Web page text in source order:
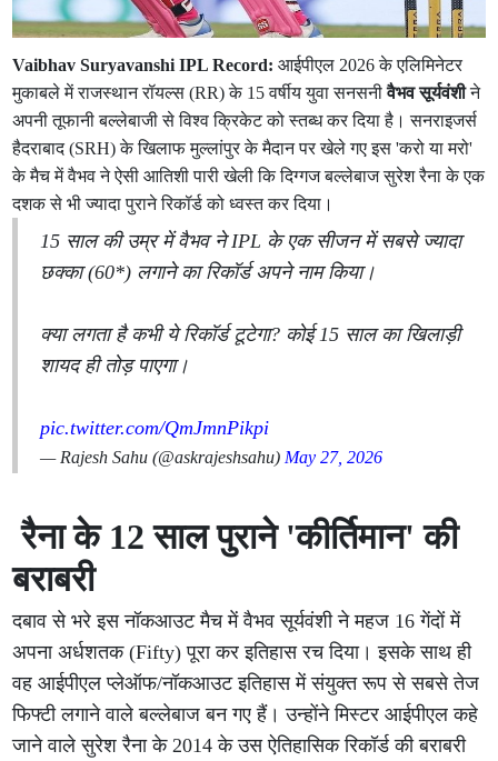
Vaibhav Suryavanshi IPL Record: आईपीएल 2026 के एलिमिनेटर
मुकाबले में राजस्थान रॉयल्स (RR) के 15 वर्षीय युवा सनसनीवैभव सूर्यवंशीने
अपनी तूफानी बल्लेबाजी से विश्व क्रिकेट को स्तब्ध कर दिया है। सनराइजर्स
हैदराबाद (SRH) के खिलाफ मुल्लांपुर के मैदान पर खेले गए इस 'करो या मरो'
के मैच में वैभव ने ऐसी आतिशी पारी खेली कि दिग्गज बल्लेबाज सुरेश रैना के एक
दशक से भी ज्यादा पुराने रिकॉर्ड को ध्वस्त कर दिया।
15 साल की उम्र में वैभव ने IPL के एक सीजन में सबसे ज्यादा
छक्का (60*) लगाने का रिकॉर्ड अपने नाम किया।
क्या लगता है कभी ये रिकॉर्ड टूटेगा? कोई 15 साल का खिलाड़ी
शायद ही तोड़ पाएगा।
pic.twitter.com/QmJmnPikpi
— Rajesh Sahu (@askrajeshsahu) May 27, 2026
रैना के 12 साल पुराने 'कीर्तिमान' की
बराबरी
दबाव से भरे इस नॉकआउट मैच में वैभव सूर्यवंशी ने महज 16 गेंदों में
अपना अर्धशतक (Fifty) पूरा कर इतिहास रच दिया। इसके साथ ही
वह आईपीएल प्लेऑफ/नॉकआउट इतिहास में संयुक्त रूप से सबसे तेज
फिफ्टी लगाने वाले बल्लेबाज बन गए हैं। उन्होंने मिस्टर आईपीएल कहे
जाने वाले सुरेश रैना के 2014 के उस ऐतिहासिक रिकॉर्ड की बराबरी